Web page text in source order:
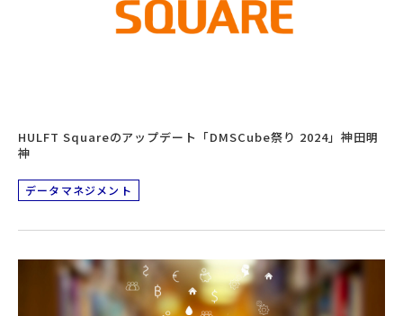
HULFT Squareのアップデート「DMSCube祭り 2024」神田明
神
データマネジメント